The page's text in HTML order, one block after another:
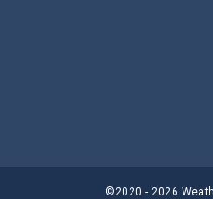
©2020 - 2026